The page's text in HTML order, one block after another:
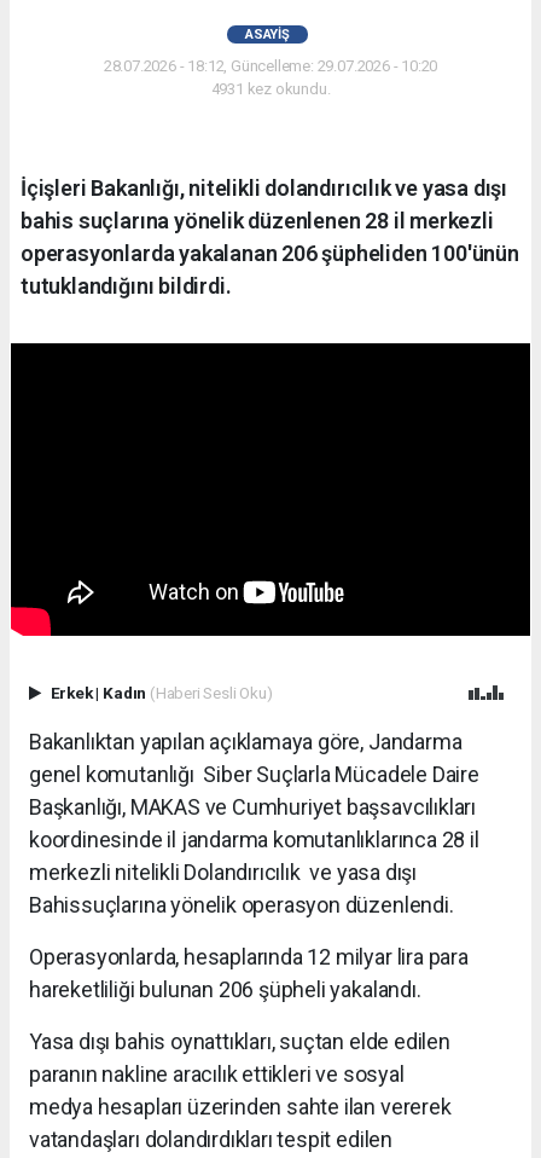
ASAYIŞ
28.07.2026 - 18:12, Güncelleme: 29.07.2026 - 10:20
4931 kez okundu.
İçişleri Bakanlığı, nitelikli dolandırıcılık ve yasa dışı
bahis suçlarına yönelik düzenlenen 28 il merkezli
operasyonlarda yakalanan 206 şüpheliden 100'ünün
tutuklandığını bildirdi.
Erkek| Kadın (Haberi Sesli Oku)
Bakanlıktan yapılan açıklamaya göre, Jandarma
genel komutanlığı Siber Suçlarla Mücadele Daire
Başkanlığı, MAKAS ve Cumhuriyet başsavcılıkları
koordinesinde il jandarma komutanlıklarınca 28 il
merkezli nitelikli Dolandırıcılık ve yasa dışı
Bahissuçlarına yönelik operasyon düzenlendi.
Operasyonlarda, hesaplarında 12 milyar lira para
hareketliliği bulunan 206 şüpheli yakalandı.
Yasa dışı bahis oynattıkları, suçtan elde edilen
paranın nakline aracılık ettikleri ve sosyal
medya hesapları üzerinden sahte ilan vererek
vatandaşları dolandırdıkları tespit edilen